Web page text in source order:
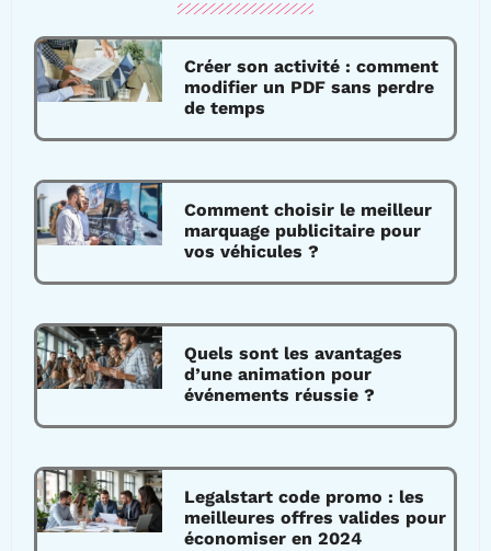
Créer son activité : comment
modifier un PDF sans perdre
de temps
Comment choisir le meilleur
marquage publicitaire pour
vos véhicules ?
Quels sont les avantages
d’une animation pour
événements réussie ?
Legalstart code promo : les
meilleures offres valides pour
économiser en 2024